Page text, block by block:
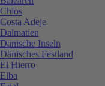
Chios
Costa Adeje
Dalmatien
Dänische Inseln
Dänisches Festland
El Hierro
Elba